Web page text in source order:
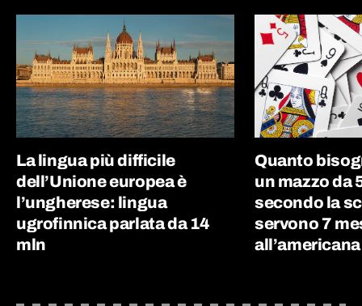
La lingua più difficile
dell’Unione europea è
l’ungherese: lingua
ugrofinnica parlata da 14
mln
Quanto
un mazzo da
secondo la
servono 7
all’americana